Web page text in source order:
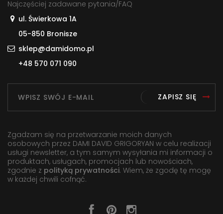
Najczęściej zadawane pytania/FAQ
ul. Świerkowa 1A
05-850 Bronisze
sklep@damidomo.pl
+48 570 071 090
ZAPISZ SIĘ
Zgadzam się na przetwarzanie moich danych
osobowych przez DAMI DAVID GRIGORYAN w celu realizacji
usługi newsletter, a tym samym wysyłania mi informacji o
produktach, usługach, promocjach lub nowościach,
zgodnie z polityką prywatności. Wiem, że zgodę tę mogę
w każdej chwili cofnąć.